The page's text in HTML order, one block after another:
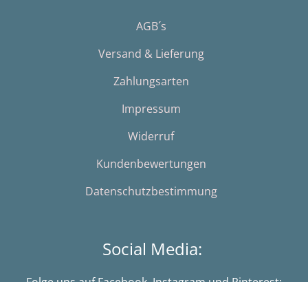
AGB´s
Versand & Lieferung
Zahlungsarten
Impressum
Widerruf
Kundenbewertungen
Datenschutzbestimmung
Social Media: